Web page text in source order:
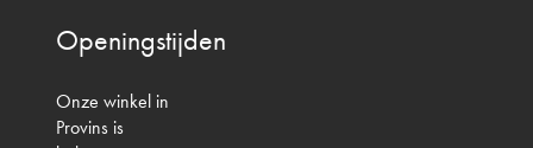
Openingstijden
Onze winkel in
Provins is